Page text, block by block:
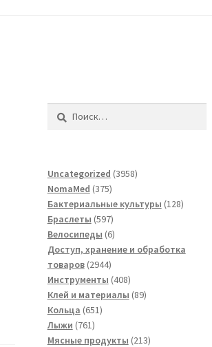
Uncategorized 39583958
NomaMed 375375
товаров
Бактериальные культуры 128128
Браслеты 597597
товаров
Велосипеды 66
товаров
Доступ, хранение и обработка
товаров 29442944
товара
Инструменты 408408
товаров
Клей и материалы 8989
Кольца 651651
Лыжи 761761
товар
Мясные продукты 213213